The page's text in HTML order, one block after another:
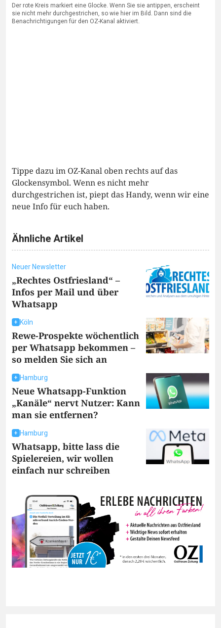
Der rote Kreis markiert eine Glocke. Wenn Sie sie antippen, erscheint
sie nicht mehr durchgestrichen, so wie hier im Bild. Dann sind die
Benachrichtigungen für den OZ-Kanal aktiviert.
Tippe dazu im OZ-Kanal oben rechts auf das
Glockensymbol. Wenn es nicht mehr
durchgestrichen ist, piept das Handy, wenn wir eine
neue Info für euch haben.
Ähnliche Artikel
Neuer Newsletter
„Rechtes Ostfriesland“ –
Infos per Mail und über
Whatsapp
Köln
Rewe-Prospekte wöchentlich
per Whatsapp bekommen –
so melden Sie sich an
Hamburg
Neue Whatsapp-Funktion
„Kanäle“ nervt Nutzer: Kann
man sie entfernen?
Hamburg
Whatsapp, bitte lass die
Spielereien, wir wollen
einfach nur schreiben